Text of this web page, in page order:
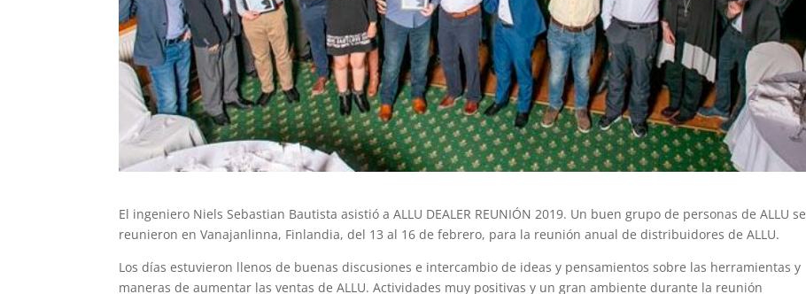
El ingeniero Niels Sebastian Bautista asistió a ALLU DEALER REUNIÓN 2019. Un buen grupo de personas de ALLU se
reunieron en Vanajanlinna, Finlandia, del 13 al 16 de febrero, para la reunión anual de distribuidores de ALLU.
Los días estuvieron llenos de buenas discusiones e intercambio de ideas y pensamientos sobre las herramientas y
maneras de aumentar las ventas de ALLU. Actividades muy positivas y un gran ambiente durante la reunión